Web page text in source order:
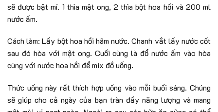
sẽ được bật mí. 1 thìa mật ong, 2 thìa bột hoa hồi và 200 ml
nước ấm.
Cách làm: Lấy bột hoa hồi hãm nước. Chanh vắt lấy nước cốt
sau đó hòa với mật ong. Cuối cùng là đổ nước ấm vào hòa
cùng với nước hoa hồi để mix đồ uống.
Thức uống này rất thích hợp uống vào mỗi buổi sáng. Chúng
sẽ giúp cho cả ngày của bạn tràn đầy năng lượng và mang